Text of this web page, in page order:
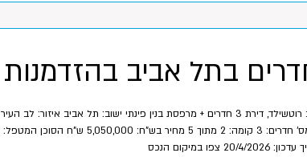
במרכז תל אביב על רחוב רוטשילד, דירת 3 חדרים + מרפסת בנין פינתי ישוב: תל אביב איזור: לב העיר
צפון שטח בנוי: 80 מ"ר מס' חדרים: 3 קומה: 2 מתוך 5 מחיר בש"ח: 5,050,000 ש"ח הסוכן המטפל: